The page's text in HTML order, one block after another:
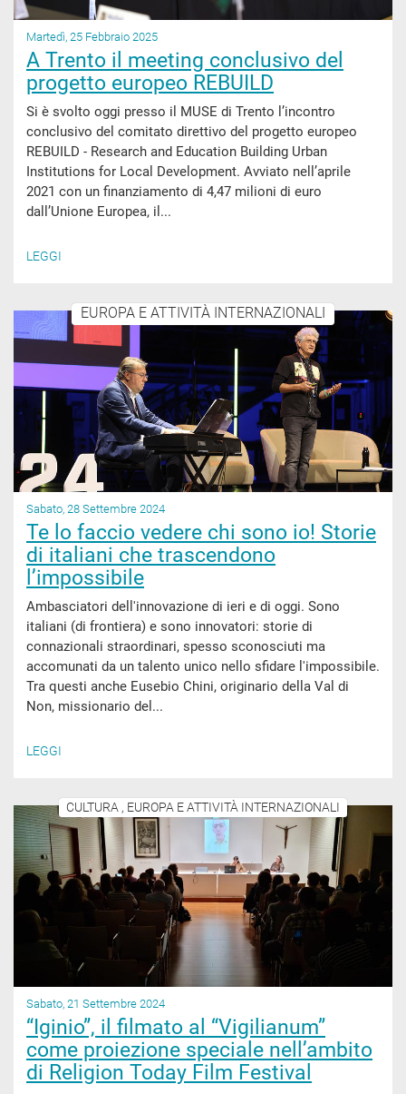
Martedì, 25 Febbraio 2025
A Trento il meeting conclusivo del
progetto europeo REBUILD
Si è svolto oggi presso il MUSE di Trento l’incontro
conclusivo del comitato direttivo del progetto europeo
REBUILD - Research and Education Building Urban
Institutions for Local Development. Avviato nell’aprile
2021 con un finanziamento di 4,47 milioni di euro
dall’Unione Europea, il...
LEGGI
EUROPA E ATTIVITÀ INTERNAZIONALI
Sabato, 28 Settembre 2024
Te lo faccio vedere chi sono io! Storie
di italiani che trascendono
l’impossibile
Ambasciatori dell'innovazione di ieri e di oggi. Sono
italiani (di frontiera) e sono innovatori: storie di
connazionali straordinari, spesso sconosciuti ma
accomunati da un talento unico nello sfidare l'impossibile.
Tra questi anche Eusebio Chini, originario della Val di
Non, missionario del...
LEGGI
CULTURA , EUROPA E ATTIVITÀ INTERNAZIONALI
Sabato, 21 Settembre 2024
“Iginio”, il filmato al “Vigilianum”
come proiezione speciale nell’ambito
di Religion Today Film Festival